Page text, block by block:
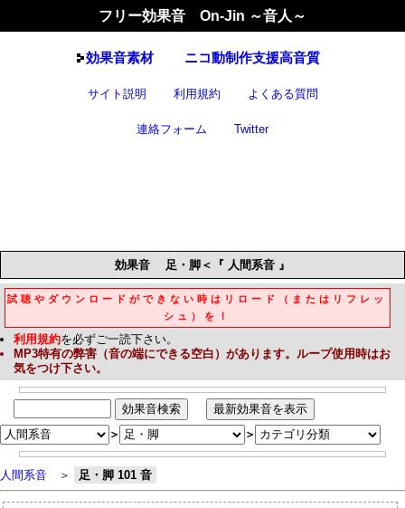
フリー効果音 On-Jin ～音人～
効果音素材 ニコ動制作支援高音質
サイト説明 利用規約 よくある質問
連絡フォーム Twitter
効果音足・脚＜『 人間系音 』
試聴やダウンロードができない時はリロード（またはリフレッ
シュ）を！
利用規約を必ずご一読下さい。
MP3特有の弊害（音の端にできる空白）があります。ループ使用時はお
気をつけ下さい。
＞ ＞
人間系音 ＞ 足・脚 101 音